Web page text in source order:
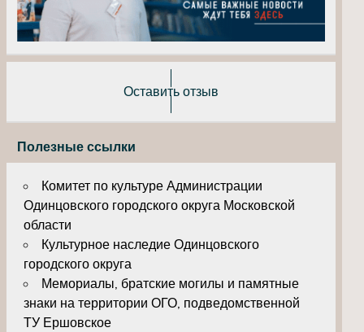
Оставить отзыв
Полезные ссылки
Комитет по культуре Администрации
Одинцовского городского округа Московской
области
Культурное наследие Одинцовского
городского округа
Мемориалы, братские могилы и памятные
знаки на территории ОГО, подведомственной
ТУ Ершовское